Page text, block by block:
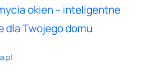
okien – inteligentne
dla Twojego domu